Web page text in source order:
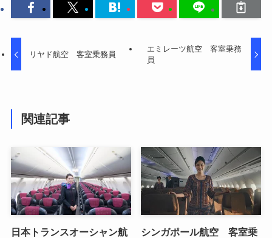
リヤド航空 客室乗務員
エミレーツ航空 客室乗務
員
関連記事
日本トランスオーシャン航
シンガポール航空 客室乗